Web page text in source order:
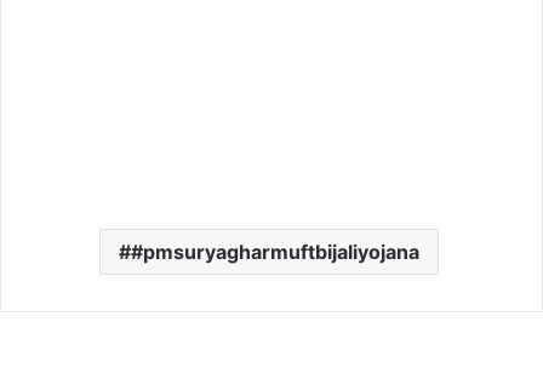
#pmsuryagharmuftbijaliyojana